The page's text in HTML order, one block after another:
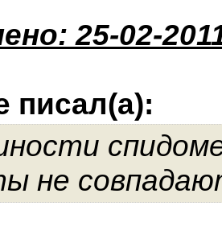
25-02-
писал(а):
не